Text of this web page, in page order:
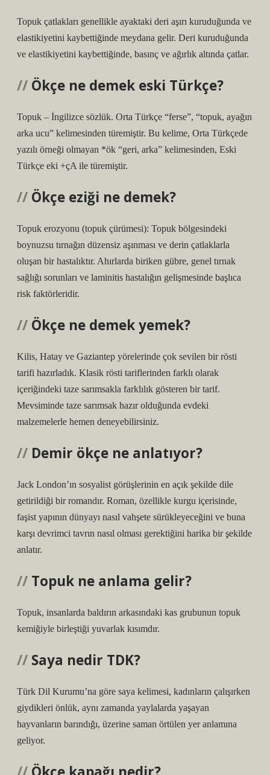
Topuk çatlakları genellikle ayaktaki deri aşırı kuruduğunda ve
elastikiyetini kaybettiğinde meydana gelir. Deri kuruduğunda
ve elastikiyetini kaybettiğinde, basınç ve ağırlık altında çatlar.
Ökçe ne demek eski Türkçe?
Topuk – İngilizce sözlük. Orta Türkçe “ferse”, “topuk, ayağın
arka ucu” kelimesinden türemiştir. Bu kelime, Orta Türkçede
yazılı örneği olmayan *ök “geri, arka” kelimesinden, Eski
Türkçe eki +çA ile türemiştir.
Ökçe eziği ne demek?
Topuk erozyonu (topuk çürümesi): Topuk bölgesindeki
boynuzsu tırnağın düzensiz aşınması ve derin çatlaklarla
oluşan bir hastalıktır. Ahırlarda biriken gübre, genel tırnak
sağlığı sorunları ve laminitis hastalığın gelişmesinde başlıca
risk faktörleridir.
Ökçe ne demek yemek?
Kilis, Hatay ve Gaziantep yörelerinde çok sevilen bir rösti
tarifi hazırladık. Klasik rösti tariflerinden farklı olarak
içeriğindeki taze sarımsakla farklılık gösteren bir tarif.
Mevsiminde taze sarımsak hazır olduğunda evdeki
malzemelerle hemen deneyebilirsiniz.
Demir ökçe ne anlatıyor?
Jack London’ın sosyalist görüşlerinin en açık şekilde dile
getirildiği bir romandır. Roman, özellikle kurgu içerisinde,
faşist yapının dünyayı nasıl vahşete sürükleyeceğini ve buna
karşı devrimci tavrın nasıl olması gerektiğini harika bir şekilde
anlatır.
Topuk ne anlama gelir?
Topuk, insanlarda baldırın arkasındaki kas grubunun topuk
kemiğiyle birleştiği yuvarlak kısımdır.
Saya nedir TDK?
Türk Dil Kurumu’na göre saya kelimesi, kadınların çalışırken
giydikleri önlük, aynı zamanda yaylalarda yaşayan
hayvanların barındığı, üzerine saman örtülen yer anlamına
geliyor.